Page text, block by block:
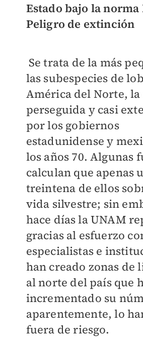
Estado bajo la norma
Peligro de extinción
Se trata de la más
las subespecies de
América del Norte, la
perseguida y casi
por los gobiernos
estadunidense y
los años 70. Algunas
calculan que apenas
treintena de ellos
vida silvestre; sin
hace días la UNAM
gracias al esfuerzo
especialistas e
han creado zonas de
al norte del país que
incrementado su
aparentemente, lo
fuera de riesgo.